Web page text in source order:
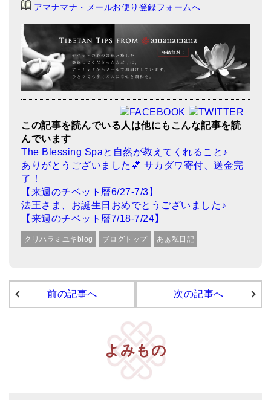
アマナマナ・メールお便り登録フォームへ
この記事を読んでいる人は他にもこんな記事を読
んでいます
The Blessing Spaと自然が教えてくれること♪
ありがとうございました💕 サカダワ寄付、送金完
了！
【来週のチベット暦6/27-7/3】
法王さま、お誕生日おめでとうございました♪
【来週のチベット暦7/18-7/24】
クリハラミユキblog ブログトップ あぁ私日記
前の記事へ 次の記事へ
よみもの